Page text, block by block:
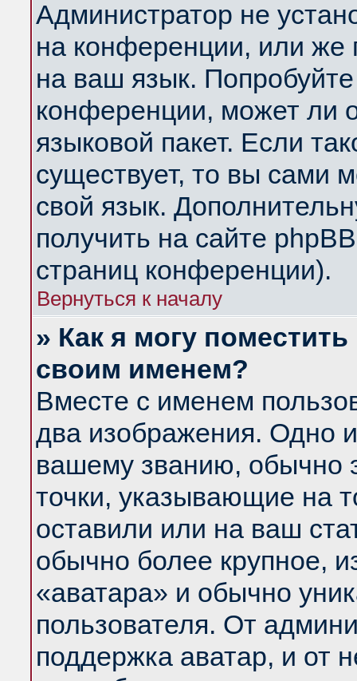
Администратор не
на конференции, или же
на ваш язык.
конференции, может ли
языковой пакет. Если
существует, то вы сами
свой язык.
получить на сайте
страниц конференции).
Вернуться к началу
» Как я могу
своим именем?
Вместе с именем
два изображения. Одно
вашему званию, обычно
точки, указывающие на
оставили или на ваш
обычно более крупное,
«аватара» и обычно
пользователя. От
поддержка аватар, и от